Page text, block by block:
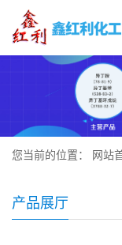
您当前的位置： 网站
产品展厅